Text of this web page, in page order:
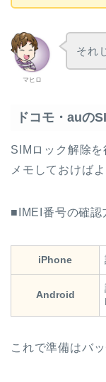
マヒロ
それ
ドコモ・auの
SIMロック解除
メモしておけば
■IMEI番号の確認
iPhone
Android
これで準備はバ